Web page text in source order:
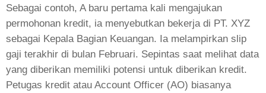
Sebagai contoh, A baru pertama kali mengajukan
permohonan kredit, ia menyebutkan bekerja di PT. XYZ
sebagai Kepala Bagian Keuangan. Ia melampirkan slip
gaji terakhir di bulan Februari. Sepintas saat melihat data
yang diberikan memiliki potensi untuk diberikan kredit.
Petugas kredit atau Account Officer (AO) biasanya